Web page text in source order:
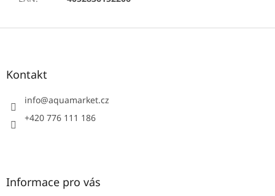
Z
Kontakt
info@aquamarket.cz
+420 776 111 186
Informace pro vás